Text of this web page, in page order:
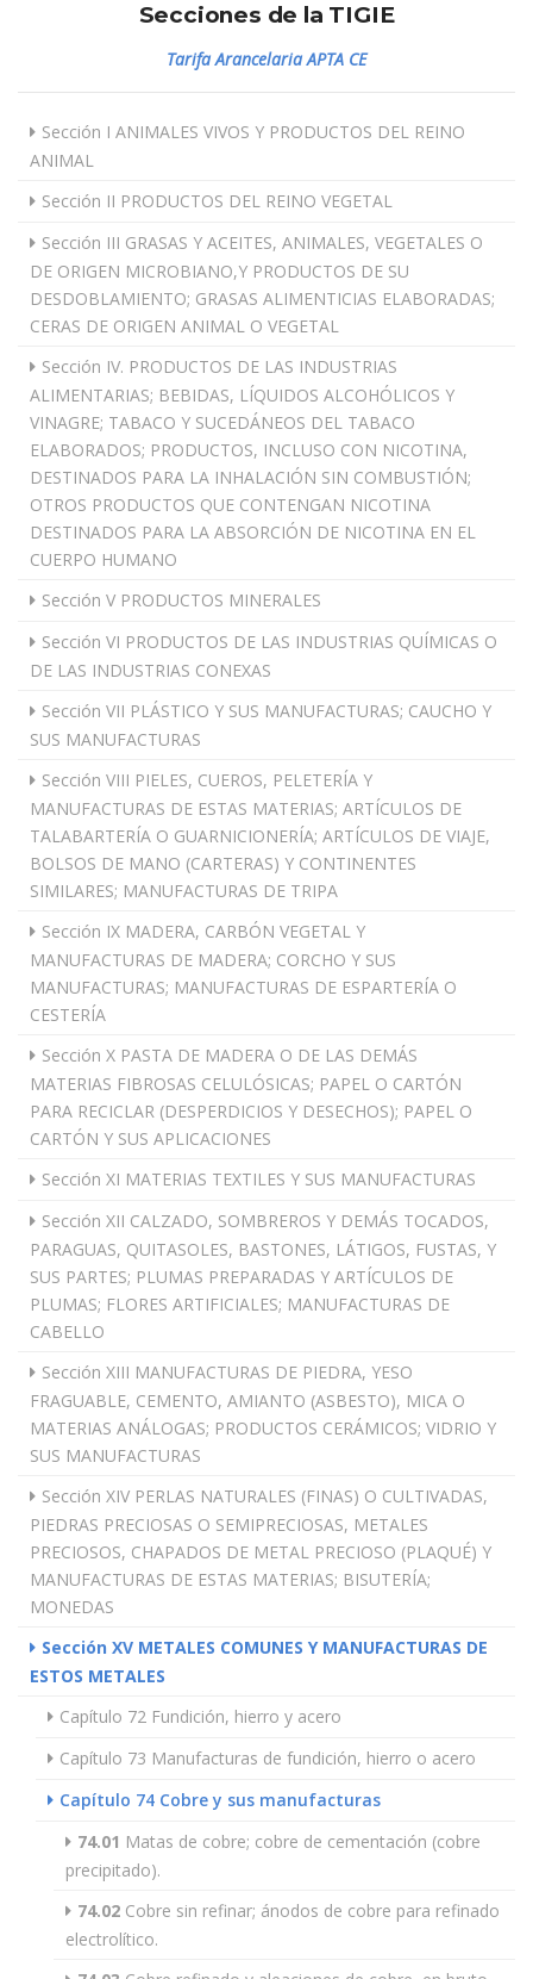
Secciones de la TIGIE
Tarifa Arancelaria APTA CE
Sección I ANIMALES VIVOS Y PRODUCTOS DEL REINO
ANIMAL
Sección II PRODUCTOS DEL REINO VEGETAL
Sección III GRASAS Y ACEITES, ANIMALES, VEGETALES O
DE ORIGEN MICROBIANO,Y PRODUCTOS DE SU
DESDOBLAMIENTO; GRASAS ALIMENTICIAS ELABORADAS;
CERAS DE ORIGEN ANIMAL O VEGETAL
Sección IV. PRODUCTOS DE LAS INDUSTRIAS
ALIMENTARIAS; BEBIDAS, LÍQUIDOS ALCOHÓLICOS Y
VINAGRE; TABACO Y SUCEDÁNEOS DEL TABACO
ELABORADOS; PRODUCTOS, INCLUSO CON NICOTINA,
DESTINADOS PARA LA INHALACIÓN SIN COMBUSTIÓN;
OTROS PRODUCTOS QUE CONTENGAN NICOTINA
DESTINADOS PARA LA ABSORCIÓN DE NICOTINA EN EL
CUERPO HUMANO
Sección V PRODUCTOS MINERALES
Sección VI PRODUCTOS DE LAS INDUSTRIAS QUÍMICAS O
DE LAS INDUSTRIAS CONEXAS
Sección VII PLÁSTICO Y SUS MANUFACTURAS; CAUCHO Y
SUS MANUFACTURAS
Sección VIII PIELES, CUEROS, PELETERÍA Y
MANUFACTURAS DE ESTAS MATERIAS; ARTÍCULOS DE
TALABARTERÍA O GUARNICIONERÍA; ARTÍCULOS DE VIAJE,
BOLSOS DE MANO (CARTERAS) Y CONTINENTES
SIMILARES; MANUFACTURAS DE TRIPA
Sección IX MADERA, CARBÓN VEGETAL Y
MANUFACTURAS DE MADERA; CORCHO Y SUS
MANUFACTURAS; MANUFACTURAS DE ESPARTERÍA O
CESTERÍA
Sección X PASTA DE MADERA O DE LAS DEMÁS
MATERIAS FIBROSAS CELULÓSICAS; PAPEL O CARTÓN
PARA RECICLAR (DESPERDICIOS Y DESECHOS); PAPEL O
CARTÓN Y SUS APLICACIONES
Sección XI MATERIAS TEXTILES Y SUS MANUFACTURAS
Sección XII CALZADO, SOMBREROS Y DEMÁS TOCADOS,
PARAGUAS, QUITASOLES, BASTONES, LÁTIGOS, FUSTAS, Y
SUS PARTES; PLUMAS PREPARADAS Y ARTÍCULOS DE
PLUMAS; FLORES ARTIFICIALES; MANUFACTURAS DE
CABELLO
Sección XIII MANUFACTURAS DE PIEDRA, YESO
FRAGUABLE, CEMENTO, AMIANTO (ASBESTO), MICA O
MATERIAS ANÁLOGAS; PRODUCTOS CERÁMICOS; VIDRIO Y
SUS MANUFACTURAS
Sección XIV PERLAS NATURALES (FINAS) O CULTIVADAS,
PIEDRAS PRECIOSAS O SEMIPRECIOSAS, METALES
PRECIOSOS, CHAPADOS DE METAL PRECIOSO (PLAQUÉ) Y
MANUFACTURAS DE ESTAS MATERIAS; BISUTERÍA;
MONEDAS
Sección XV METALES COMUNES Y MANUFACTURAS DE
ESTOS METALES
Capítulo 72 Fundición, hierro y acero
Capítulo 73 Manufacturas de fundición, hierro o acero
Capítulo 74 Cobre y sus manufacturas
74.01 Matas de cobre; cobre de cementación (cobre
precipitado).
74.02 Cobre sin refinar; ánodos de cobre para refinado
electrolítico.